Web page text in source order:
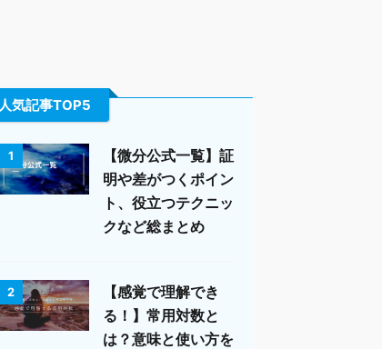
人気記事TOP5
1
【微分公式一覧】証
明や差がつくポイン
ト、役立つテクニッ
クなど総まとめ
2
【感覚で理解でき
る！】常用対数と
は？意味と使い方を